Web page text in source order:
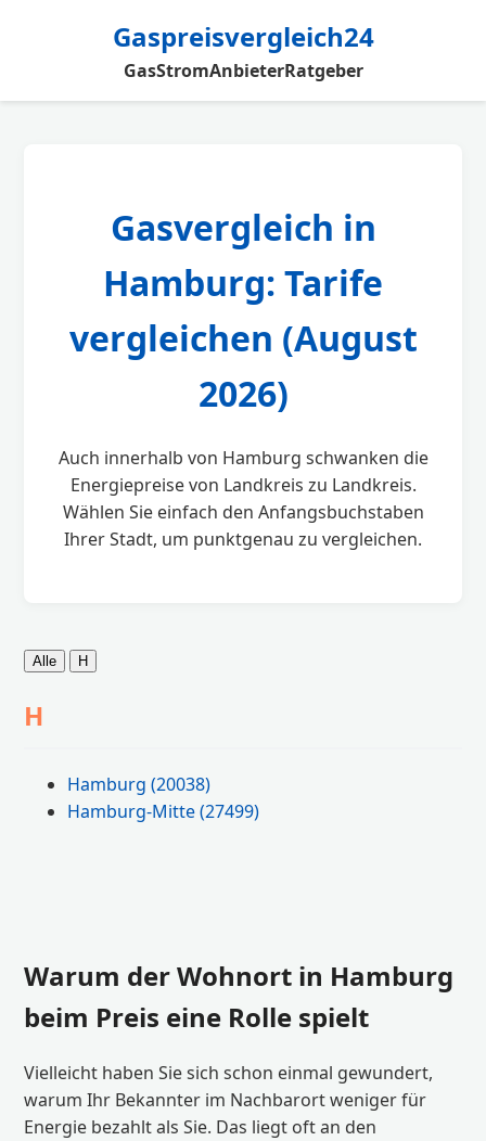
Gaspreisvergleich24
GasStromAnbieterRatgeber
Gasvergleich in
Hamburg: Tarife
vergleichen (August
2026)
Auch innerhalb von Hamburg schwanken die
Energiepreise von Landkreis zu Landkreis.
Wählen Sie einfach den Anfangsbuchstaben
Ihrer Stadt, um punktgenau zu vergleichen.
Alle H
H
Hamburg(20038)
Hamburg-Mitte(27499)
Warum der Wohnort in Hamburg
beim Preis eine Rolle spielt
Vielleicht haben Sie sich schon einmal gewundert,
warum Ihr Bekannter im Nachbarort weniger für
Energie bezahlt als Sie. Das liegt oft an den